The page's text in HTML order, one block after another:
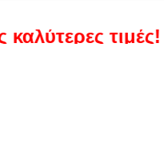
τιμές!